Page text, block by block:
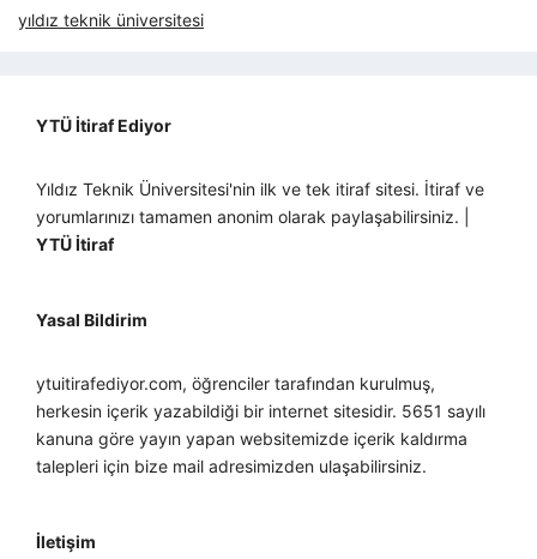
yıldız teknik üniversitesi
YTÜ İtiraf Ediyor
Yıldız Teknik Üniversitesi'nin ilk ve tek itiraf sitesi. İtiraf ve
yorumlarınızı tamamen anonim olarak paylaşabilirsiniz. |
YTÜ İtiraf
Yasal Bildirim
ytuitirafediyor.com, öğrenciler tarafından kurulmuş,
herkesin içerik yazabildiği bir internet sitesidir. 5651 sayılı
kanuna göre yayın yapan websitemizde içerik kaldırma
talepleri için bize mail adresimizden ulaşabilirsiniz.
İletişim